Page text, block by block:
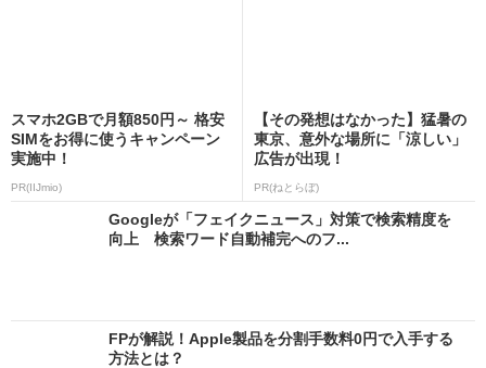
スマホ2GBで月額850円～ 格安
SIMをお得に使うキャンペーン
実施中！
PR(IIJmio)
【その発想はなかった】猛暑の
東京、意外な場所に「涼しい」
広告が出現！
PR(ねとらぼ)
Googleが「フェイクニュース」対策で検索精度を
向上 検索ワード自動補完へのフ...
FPが解説！Apple製品を分割手数料0円で入手する
方法とは？